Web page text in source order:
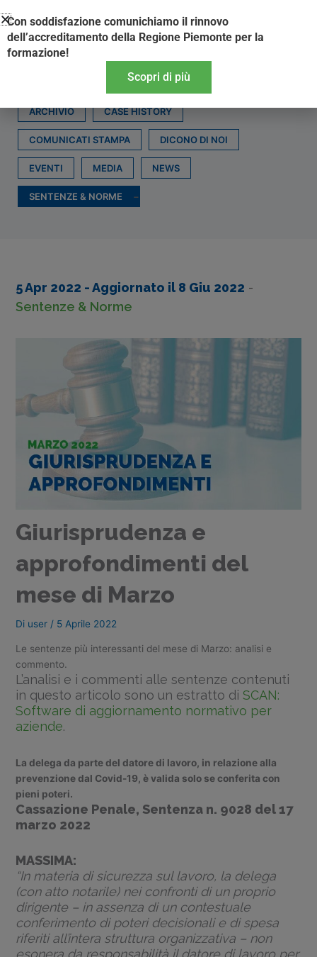
al
contenuto
ARCHIVIO CASE HISTORY
COMUNICATI STAMPA DICONO DI NOI
EVENTI MEDIA NEWS
SENTENZE & NORME
5 Apr 2022 - Aggiornato il 8 Giu 2022 -
Sentenze & Norme
Giurisprudenza e
approfondimenti del
mese di Marzo
Di user / 5 Aprile 2022
Le sentenze più interessanti del mese di Marzo: analisi e
commento.
L’analisi e i commenti alle sentenze contenuti
in questo articolo sono un estratto diSCAN:
Software di aggiornamento normativo per
aziende.
La delega da parte del datore di lavoro, in relazione alla
prevenzione dal Covid-19, è valida solo se conferita con
pieni poteri.
Cassazione Penale, Sentenza n. 9028 del 17
marzo 2022
MASSIMA:
“In materia di sicurezza sul lavoro, la delega
(con atto notarile) nei confronti di un proprio
dirigente – in assenza di un contestuale
conferimento di poteri decisionali e di spesa
riferiti all’intera struttura organizzativa – non
Con soddisfazione comunichiamo il rinnovo
dell’accreditamento della Regione Piemonte per la
formazione!
Scopri di più